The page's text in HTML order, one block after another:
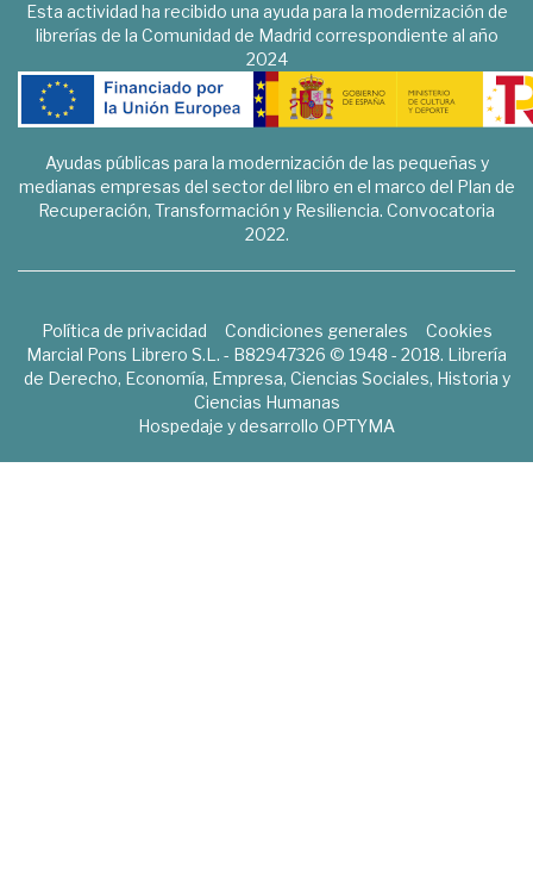
Esta actividad ha recibido una ayuda para la modernización de
librerías de la Comunidad de Madrid correspondiente al año
2024
Ayudas públicas para la modernización de las pequeñas y
medianas empresas del sector del libro en el marco del Plan de
Recuperación, Transformación y Resiliencia. Convocatoria
2022.
Política de privacidad Condiciones generales
Cookies
Marcial Pons Librero S.L. - B82947326 © 1948 - 2018. Librería
de Derecho, Economía, Empresa, Ciencias Sociales, Historia y
Ciencias Humanas
Hospedaje y desarrollo OPTYMA